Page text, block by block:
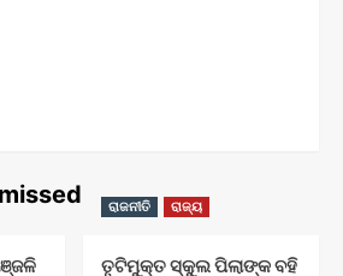
ରାଜନୀତି ରାଜ୍ୟ
ତୃଟିମୁକ୍ତ ସ୍କୁଲ ପିଲାଙ୍କ ବହି